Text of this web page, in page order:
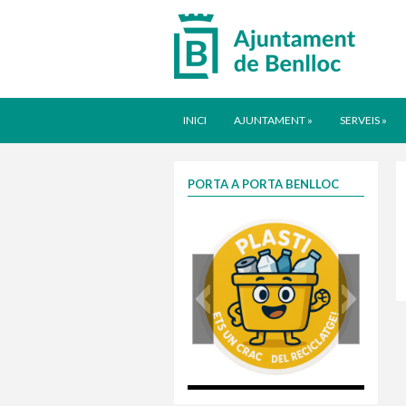
INICI AJUNTAMENT » SERVEIS »
PORTA A PORTA BENLLOC